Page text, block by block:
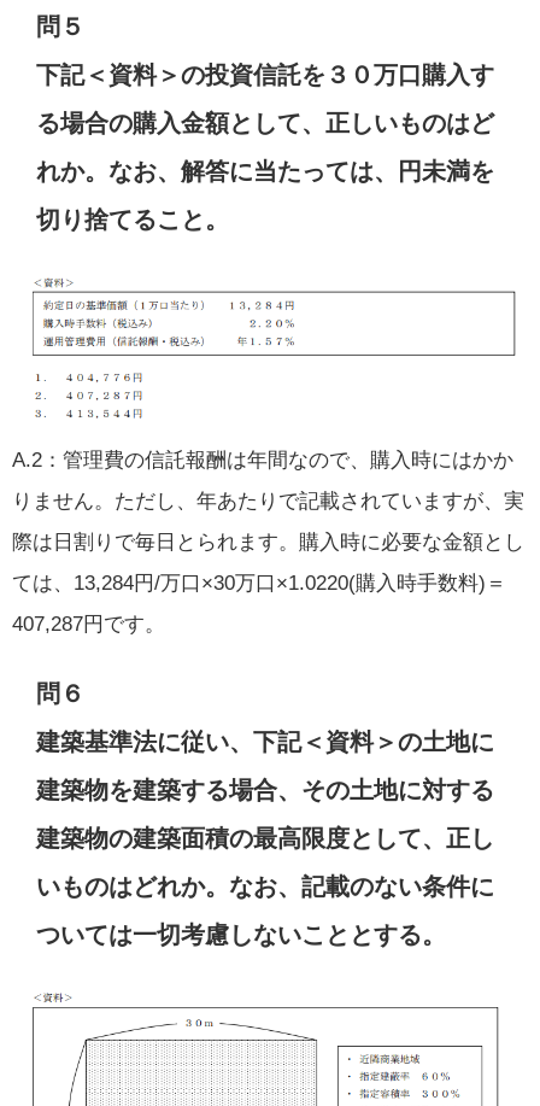
問５
下記＜資料＞の投資信託を３０万口購入す
る場合の購入金額として、正しいものはど
れか。なお、解答に当たっては、円未満を
切り捨てること。
A.2：管理費の信託報酬は年間なので、購入時にはかか
りません。ただし、年あたりで記載されていますが、実
際は日割りで毎日とられます。購入時に必要な金額とし
ては、13,284円/万口×30万口×1.0220(購入時手数料)＝
407,287円です。
問６
建築基準法に従い、下記＜資料＞の土地に
建築物を建築する場合、その土地に対する
建築物の建築面積の最高限度として、正し
いものはどれか。なお、記載のない条件に
ついては一切考慮しないこととする。